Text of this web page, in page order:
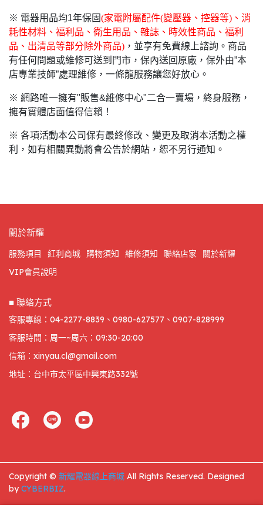
※ 電器用品均1年保固(家電附屬配件(變壓器、控器等)、消
耗性材料、福利品、衛生用品、雜誌、時效性商品、福利
品、出清品等部分除外商品) ，並享有免費線上諮詢。商品
有任何問題或維修可送到門市，保內送回原廠，保外由”本
店專業技師”處理維修，一條龍服務讓您好放心。
※ 網路唯一擁有"販售&維修中心"二合一賣場，終身服務，
擁有實體店面值得信賴！
※ 各項活動本公司保有最終修改、變更及取消本活動之權
利，如有相關異動將會公告於網站，恕不另行通知。
關於新耀
服務項目 紅利商城 購物須知 維修須知 聯絡店家
關於新耀
VIP會員說明
■ 聯絡方式
客服專線：04-2277-8839、0980-627577、0907-828999
客服時間：周一~周六：09:30-20:00
信箱：xinyau.cl@gmail.com
地址：台中市太平區中興東路332號
Copyright © 新耀電器線上商城 All Rights Reserved. Designed
byCYBERBIZ.